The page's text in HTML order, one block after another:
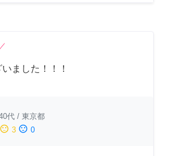
ました！！！
代 / 東京都
sentiment_neutral 3 sentiment_dissatisfied 0